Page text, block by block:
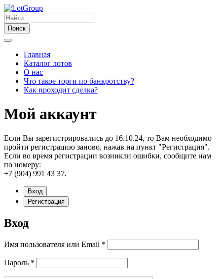
Поиск
Главная
Каталог лотов
О нас
Что такое торги по банкротству?
Как проходит сделка?
Мой аккаунт
Если Вы зарегистрировались до 16.10.24, то Вам необходимо
пройти регистрацию заново, нажав на пункт "Регистрация".
Если во время регистрации возникли ошибки, сообщите нам
по номеру:
+7 (904) 991 43 37.
Вход
Регистрация
Вход
Имя пользователя или Email *
Пароль *